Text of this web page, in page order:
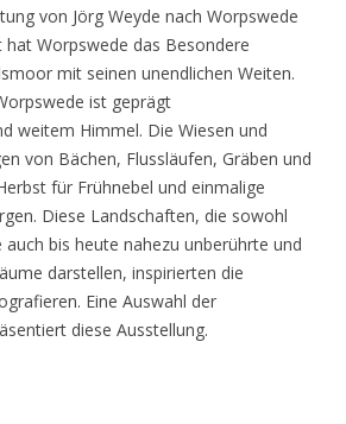
von Jörg Weyde nach Worpswede
Worpswede das Besondere
mit seinen unendlichen Weiten.
ist geprägt
weitem Himmel. Die Wiesen und
von Bächen, Flussläufen, Gräben und
für Frühnebel und einmalige
Diese Landschaften, die sowohl
bis heute nahezu unberührte und
darstellen, inspirierten die
Eine Auswahl der
diese Ausstellung.